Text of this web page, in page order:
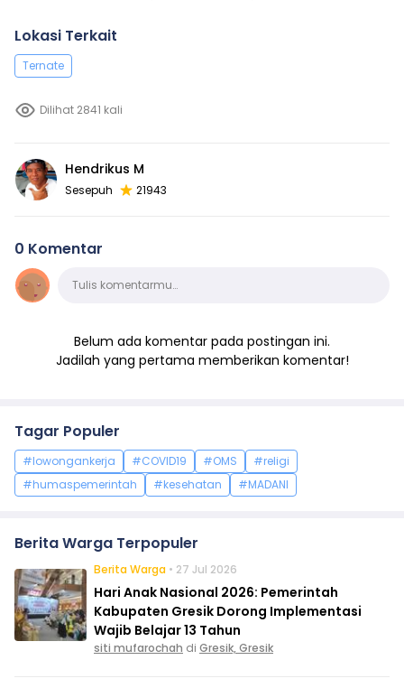
Lokasi Terkait
Ternate
Dilihat 2841 kali
Hendrikus M
Sesepuh 21943
0 Komentar
KomentarTulis komentarmu…
Belum ada komentar pada postingan ini.
Jadilah yang pertama memberikan komentar!
Tagar Populer
#lowongankerja #COVID19 #OMS
#religi
#humaspemerintah
#kesehatan #MADANI
Berita Warga Terpopuler
Berita Warga • 27 Jul 2026
Hari Anak Nasional 2026: Pemerintah
Kabupaten Gresik Dorong Implementasi
Wajib Belajar 13 Tahun
siti mufarochah di Gresik, Gresik